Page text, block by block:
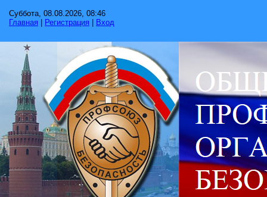
Суббота, 08.08.2026, 08:46
Главная
Регистрация Вход